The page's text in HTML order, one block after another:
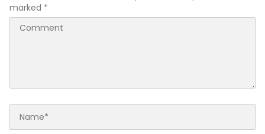
marked *